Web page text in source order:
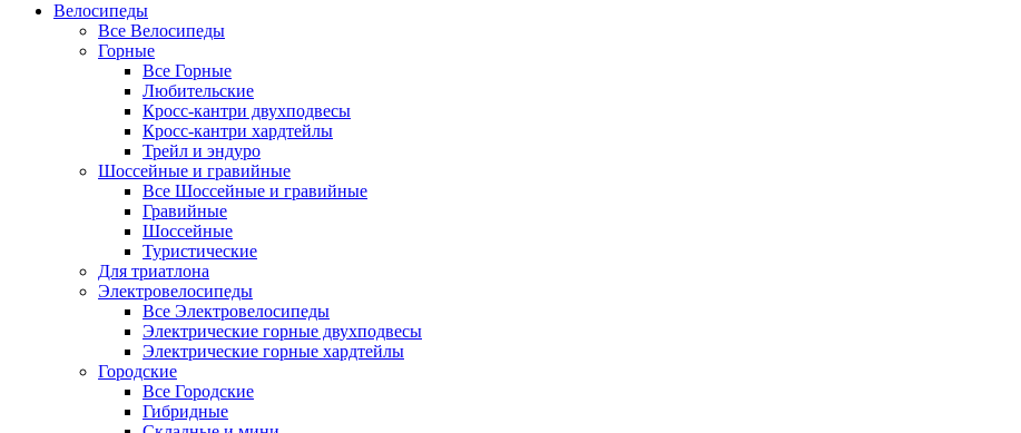
Велосипеды
Все Велосипеды
Горные
Все Горные
Любительские
Кросс-кантри двухподвесы
Кросс-кантри хардтейлы
Трейл и эндуро
Шоссейные и гравийные
Все Шоссейные и гравийные
Гравийные
Шоссейные
Туристические
Для триатлона
Электровелосипеды
Все Электровелосипеды
Электрические горные двухподвесы
Электрические горные хардтейлы
Городские
Все Городские
Гибридные